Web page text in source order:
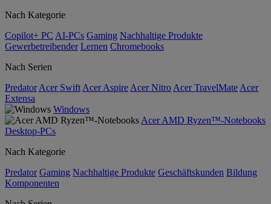
Nach Kategorie
Copilot+ PC AI-PCs Gaming Nachhaltige Produkte
Gewerbetreibender Lernen Chromebooks
Nach Serien
Predator Acer Swift Acer Aspire Acer Nitro Acer TravelMate Acer
Extensa
Windows
Acer AMD Ryzen™-Notebooks
Desktop-PCs
Nach Kategorie
Predator Gaming Nachhaltige Produkte Geschäftskunden Bildung
Komponenten